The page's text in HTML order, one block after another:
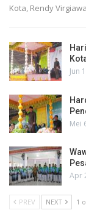
Kota, Rendy
Jun
Mei
Apr
PREV NEXT 1